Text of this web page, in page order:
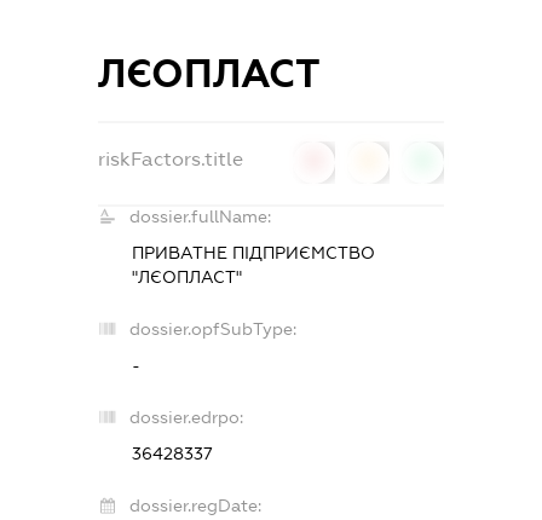
ЛЄОПЛАСТ
riskFactors.title
dossier.fullName:
ПРИВАТНЕ ПІДПРИЄМСТВО
"ЛЄОПЛАСТ"
dossier.opfSubType:
-
dossier.edrpo:
36428337
dossier.regDate: